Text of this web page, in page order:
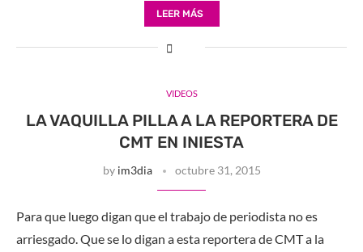
LEER MÁS
VIDEOS
LA VAQUILLA PILLA A LA REPORTERA DE
CMT EN INIESTA
by im3dia octubre 31, 2015
Para que luego digan que el trabajo de periodista no es
arriesgado. Que se lo digan a esta reportera de CMT a la